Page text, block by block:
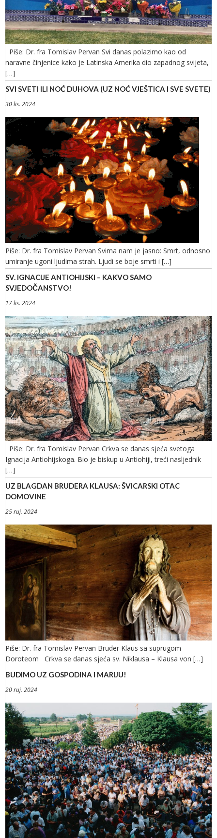
Piše: Dr. fra Tomislav Pervan Svi danas polazimo kao od
naravne činjenice kako je Latinska Amerika dio zapadnog svijeta,
[…]
SVI SVETI ILI NOĆ DUHOVA (UZ NOĆ VJEŠTICA I SVE SVETE)
30 lis. 2024
Piše: Dr. fra Tomislav Pervan Svima nam je jasno: Smrt, odnosno
umiranje ugoni ljudima strah. Ljudi se boje smrti i […]
SV. IGNACIJE ANTIOHIJSKI – KAKVO SAMO
SVJEDOČANSTVO!
17 lis. 2024
Piše: Dr. fra Tomislav Pervan Crkva se danas sjeća svetoga
Ignacija Antiohijskoga. Bio je biskup u Antiohiji, treći nasljednik
[…]
UZ BLAGDAN BRUDERA KLAUSA: ŠVICARSKI OTAC
DOMOVINE
25 ruj. 2024
Piše: Dr. fra Tomislav Pervan Bruder Klaus sa suprugom
Doroteom Crkva se danas sjeća sv. Niklausa – Klausa von […]
BUDIMO UZ GOSPODINA I MARIJU!
20 ruj. 2024